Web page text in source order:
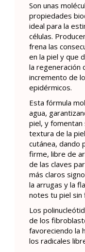
Son unas
propiedades
ideal para la
células.
frena las
en la piel y que
la regeneración
incremento de
epidérmicos.
Esta fórmula
agua,
piel, y fomentan
textura de la
cutánea, dando
firme, libre de
de las claves
más claros
la arrugas y la
notes tu piel sin
Los
de los
favoreciendo la
los radicales